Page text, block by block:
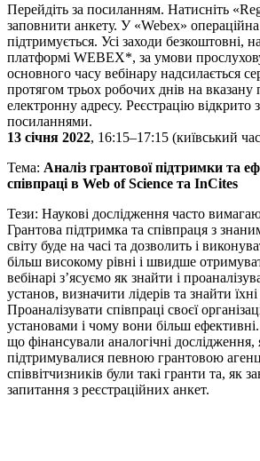
Перейдіть за посиланням. Натисніть
заповнити анкету. У «Webex»
підтримується. Усі заходи безкоштовні, на
платформі WEBEX*, за умови
основного часу вебінару надсилається
протягом трьох робочих днів на вказану
електронну адресу. Реєстрацію відкрито
посиланнями.
13 січня 2022, 16:15–17:15 (київський
Тема: Аналіз грантової підтримки та
співпраці в Web of Science та InCites
Тези: Наукові дослідження часто
Грантова підтримка та співпраця з
світу буде на часі та дозволить і
більш високому рівні і швидше
вебінарі з’ясуємо як знайти і
установ, визначити лідерів та знайти
Проаналізувати співпраці своєї
установами і чому вони більш
що фінансували аналогічні дослідження,
підтримувалися певною грантовою
співвітчизників були такі гранти та, як
запитання з реєстраційних анкет.